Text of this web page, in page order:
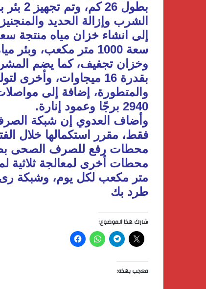
وخزان تجفيف، كما يضم
2940 برجًا وعمود إنارة.
طرد بك
شارك هذا الموضوع:
معجب بهذه: